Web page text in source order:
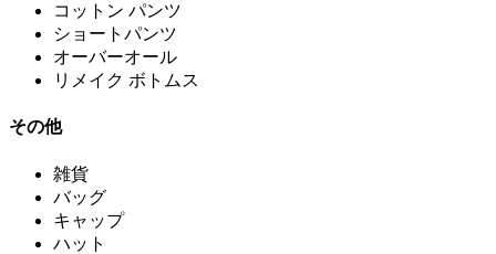
コットン パンツ
ショートパンツ
オーバーオール
リメイク ボトムス
その他
雑貨
バッグ
キャップ
ハット